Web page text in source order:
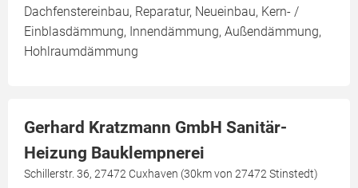
Dachfenstereinbau, Reparatur, Neueinbau, Kern- /
Einblasdämmung, Innendämmung, Außendämmung,
Hohlraumdämmung
Gerhard Kratzmann GmbH Sanitär-
Heizung Bauklempnerei
Schillerstr. 36, 27472 Cuxhaven (30km von 27472 Stinstedt)